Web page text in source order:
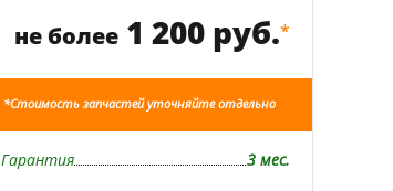
не более 1 200 руб.*
*Стоимость запчастей уточняйте отдельно
Гарантия 3 мес.